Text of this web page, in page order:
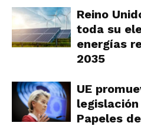
Reino
toda su
energías
2035
UE
Papeles